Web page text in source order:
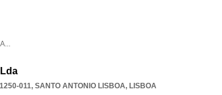
...
011, SANTO ANTONIO LISBOA, LISBOA